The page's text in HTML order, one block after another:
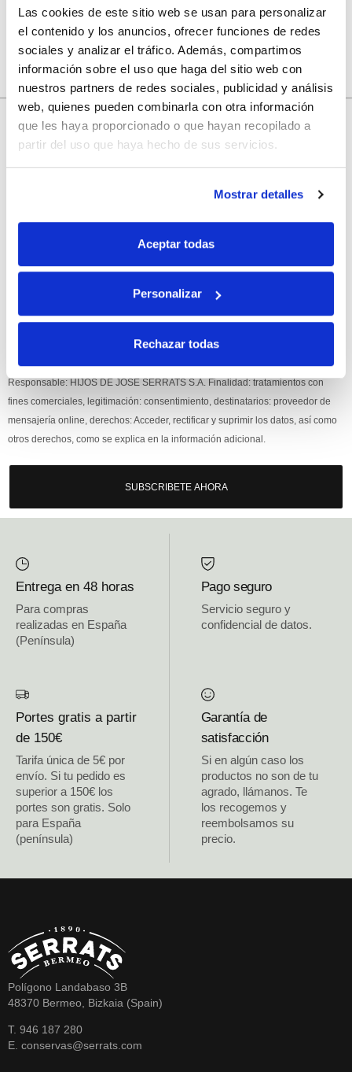
Las cookies de este sitio web se usan para personalizar
el contenido y los anuncios, ofrecer funciones de redes
sociales y analizar el tráfico. Además, compartimos
información sobre el uso que haga del sitio web con
nuestros partners de redes sociales, publicidad y análisis
web, quienes pueden combinarla con otra información
que les haya proporcionado o que hayan recopilado a
partir del uso que haya hecho de sus servicios.
Mostrar detalles
Aceptar todas
Personalizar
Rechazar todas
10% de descuento
con tu primera compra.
Si, he leído y acepto la política de protección de datos.
Responsable: HIJOS DE JOSÉ SERRATS S.A. Finalidad: tratamientos con
fines comerciales, legitimación: consentimiento, destinatarios: proveedor de
mensajería online, derechos: Acceder, rectificar y suprimir los datos, así como
otros derechos, como se explica en la información adicional.
SUBSCRIBETE AHORA
Entrega en 48 horas
Para compras
realizadas en España
(Península)
Pago seguro
Servicio seguro y
confidencial de datos.
Portes gratis a partir
de 150€
Tarifa única de 5€ por
envío. Si tu pedido es
superior a 150€ los
portes son gratis. Solo
para España
(península)
Garantía de
satisfacción
Si en algún caso los
productos no son de tu
agrado, llámanos. Te
los recogemos y
reembolsamos su
precio.
Polígono Landabaso 3B
48370 Bermeo, Bizkaia (Spain)
T. 946 187 280
E. conservas@serrats.com